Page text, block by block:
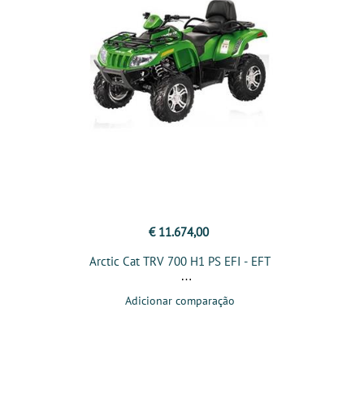
€ 11.674,00
Arctic Cat TRV 700 H1 PS EFI - EFT
Adicionar comparação